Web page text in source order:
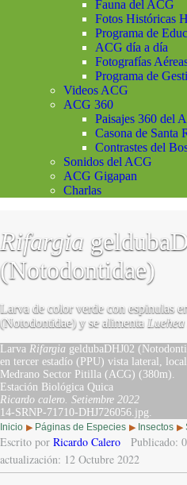
Fauna del ACG
Fotos Históricas
Programa de
ACG día a día
Fotografías
Programa de
Videos ACG
ACG 360
Paisajes 360 del
Casona de Santa
Contrastes del
Sonidos del ACG
ACG Gigapan
Charlas
Rifargia
(Notodontidae)
Larva de color verde con espinulas
(Notodontidae) y se alimenta
Larva Rifargia geldubaDHJ02
en tercer estadío (PPU) vista lateral,
Medrano Sector Pitilla (ACG) (380m).
Estación Biológica Quica
Ricardo calero. Setiembre 2022
14-SRNP-71710-DHJ726056.jpg.
Inicio ▶ Páginas de Especies ▶ Insectos ▶
Escrito por Ricardo Calero Publicado:
actualización: 12 Octubre 2022